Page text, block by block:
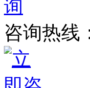
咨询热线